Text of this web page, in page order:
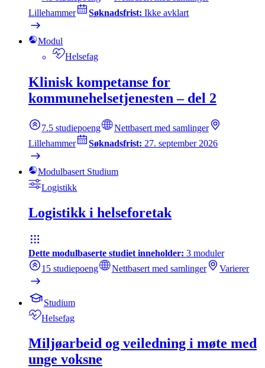
Lillehammer
Søknadsfrist:Ikke avklart
Modul
Helsefag
Klinisk kompetanse for
kommunehelsetjenesten – del 2
7.5 studiepoeng
Nettbasert med samlinger
Lillehammer
Søknadsfrist: 27. september 2026
Modulbasert Studium
Logistikk
Logistikk i helseforetak
Dette modulbaserte studiet inneholder: 3 moduler
15 studiepoeng Nettbasert med samlinger Varierer
Studium
Helsefag
Miljøarbeid og veiledning i møte med
unge voksne